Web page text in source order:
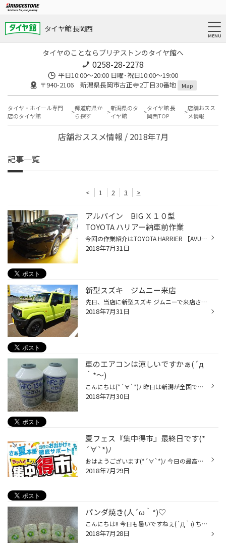
タイヤ館 長岡西
タイヤのことならブリヂストンのタイヤ館へ
0258-28-2278
平日10:00～20:00 日曜･祝日10:00～19:00
〒940-2106 新潟県長岡市古正寺2丁目30番地
Map
タイヤ・ホイール専門
店のタイヤ館
都道府県か
ら探す
新潟県のタ
イヤ館
タイヤ館 長
岡西TOP
店舗おスス
メ情報
店舗おススメ情報 / 2018年7月
記事一覧
< 1 2 3 >
アルパイン BIG Ｘ１０型
TOYOTA ハリアー納車前作業
今回の作業紹介はTOYOTA HARRIER 【AVU65W】ナビ・バックカメラ・ETC取付紹介です。 お客さまに納車前の取付作業です。 トヨタ様よりキャリヤカーで当店にお届け///取付商品は・・当店恒例のアルパインBIG Xシリーズ トヨタ ハリアー専用ナビ ノーマルのパネルを取り外すとナビの取付スペースはこ...
2018年7月31日
新型スズキ ジムニー来店
先日、当店に新型スズキ ジムニーで来店されたお客様がいらっしゃいました。 お話を伺うと納車されたばかりだとか・・・思わず・・写真を一枚いいですか・・！？ それでは。。新型 スズキ ジムニー 【JB64W】こちらの写真外観が大きくなった気がしました。 車内の感想ですが、後部席のスペースが広...
2018年7月31日
車のエアコンは涼しいですかぁ(´д
｀*～)
こんにちは(*´∀`*)ﾉ 昨日は新潟が全国で１番の暑さだったとか '`ｧ'`ｧ (；´Д｀) ｱﾂｰ 今年は特に毎日毎日の猛暑で日中外に出かけるのも躊躇しちゃいますが クルマのエアコンは涼しいですかぁ？？ 先日わたしの愛車もエアコンの効きがイマイチだなと思い エアコンガスの点検＆エアコンフィルターの点検...
2018年7月30日
夏フェス『集中得市』最終日です(*
´∀`*)ﾉ
おはようございます(*´∀`*)ﾉ 今日の最高気温は予報だと３８℃とか!!! 室内でも熱中症になる暑さですので 我慢せずにエアコンをつけてお過ごし下さいね。 そんな暑い毎日ですが夏フェス『集中得市』も今日で最終日です!! あまりの暑さにクルマのエアコンが涼しくない… お出かけ前に点検して欲しいなぁ...
2018年7月29日
パンダ焼き(人´ω｀*)♡
こんにちは!! 今日も暑いですねぇ(´Д｀ι) ちょっと動いただけで顔から滝のような汗が出ます… 土日でお出かけされる際は水分＆塩分補給をお忘れなく!! そしてお出かけの後には暑い中頑張ってくれた 愛車もリフレッシュ♪♪♪ タイヤ館にお任せ下さい(9｀･ω･)9頑張ﾘﾏｽ.+ﾟ*｡:ﾟ+ 今日もお客様から元気が出...
2018年7月28日